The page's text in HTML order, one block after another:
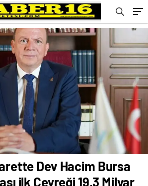
Dev Hacim Bursa
ilk Çeyreği 19,3 Milyar